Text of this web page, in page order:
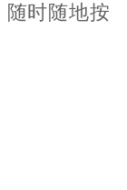
时随地按